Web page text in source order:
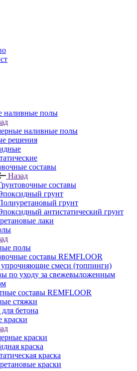
наливные полы
наливные полы
решения
составы
Назад
составы
грунт
грунт
антистатический грунт
лаки
полы
составы REMFLOOR
смеси (топпинги)
по уходу за свежевыложенным
составы REMFLOOR
стяжки
бетона
краски
краска
краска
краски